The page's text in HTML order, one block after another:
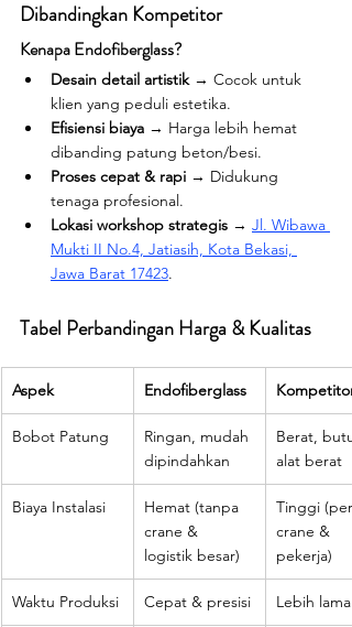
Dibandingkan Kompetitor
Kenapa Endofiberglass?
Desain detail artistik → Cocok untuk
klien yang peduli estetika.
Efisiensi biaya → Harga lebih hemat
dibanding patung beton/besi.
Proses cepat & rapi → Didukung
tenaga profesional.
Lokasi workshop strategis → Jl. Wibawa
Mukti II No.4, Jatiasih, Kota Bekasi,
Jawa Barat 17423.
Tabel Perbandingan Harga & Kualitas
Aspek Endofiberglass Kompetitor
Bobot Patung
Ringan, mudah
dipindahkan
Berat,
alat berat
Biaya Instalasi
Hemat (tanpa
crane &
logistik besar)
Tinggi
crane &
pekerja)
Waktu Produksi Cepat & presisi Lebih lama